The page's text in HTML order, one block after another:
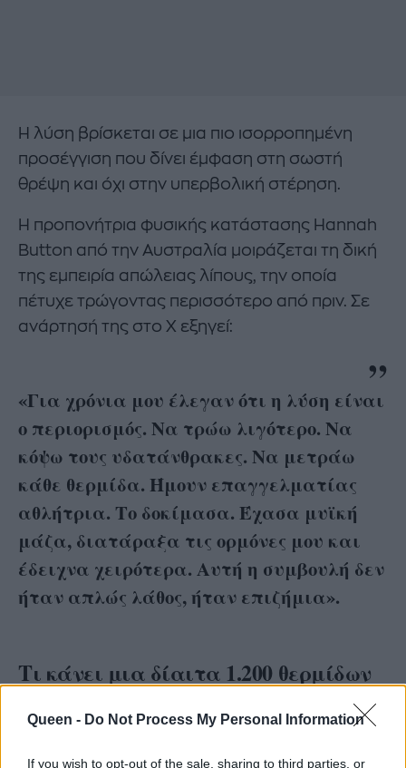
Queen - Do Not Process My Personal Information
If you wish to opt-out of the sale, sharing to third parties, or
Η λύση βρίσκεται σε μια πιο ισορροπημένη
προσέγγιση που δίνει έμφαση στη σωστή
θρέψη και όχι στην υπερβολική στέρηση.
Η προπονήτρια φυσικής κατάστασης Hannah
Button από την Αυστραλία μοιράζεται τη δική
της εμπειρία απώλειας λίπους, την οποία
πέτυχε τρώγοντας περισσότερο από πριν. Σε
ανάρτησή της στο X εξηγεί:
«Για χρόνια μου έλεγαν ότι η λύση είναι
ο περιορισμός. Να τρώω λιγότερο. Να
κόψω τους υδατάνθρακες. Να μετράω
κάθε θερμίδα. Ήμουν επαγγελματίας
αθλήτρια. Το δοκίμασα. Έχασα μυϊκή
μάζα, διατάραξα τις ορμόνες μου και
έδειχνα χειρότερα. Αυτή η συμβουλή δεν
ήταν απλώς λάθος, ήταν επιζήμια».
Τι κάνει μια δίαιτα 1.200 θερμίδων